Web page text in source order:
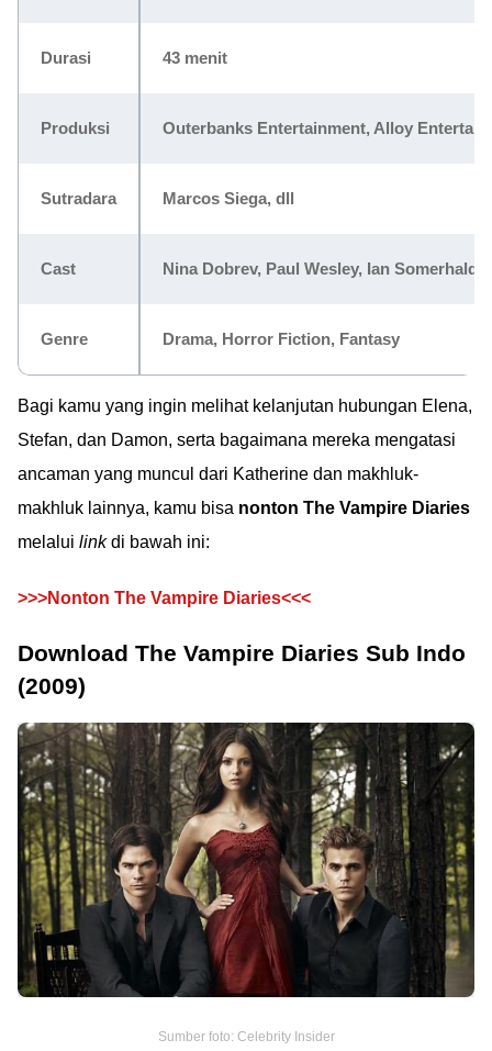
Durasi 43 menit
Produksi Outerbanks Entertainment, Alloy
Sutradara Marcos Siega, dll
Cast Nina Dobrev, Paul Wesley, Ian
Genre Drama, Horror Fiction, Fantasy
Bagi kamu yang ingin melihat kelanjutan hubungan Elena,
Stefan, dan Damon, serta bagaimana mereka mengatasi
ancaman yang muncul dari Katherine dan makhluk-
makhluk lainnya, kamu bisa nonton The Vampire Diaries
melalui linkdi bawah ini:
>>>Nonton The Vampire Diaries<<<
Download The Vampire Diaries Sub Indo
(2009)
Sumber foto: Celebrity Insider